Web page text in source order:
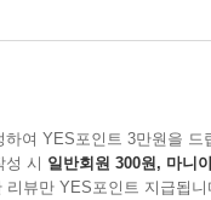
들이 부모가 주는 걸
여 YES포인트 3만원을 드
성 시 일반회원 300원, 마니
뷰만 YES포인트 지급됩니